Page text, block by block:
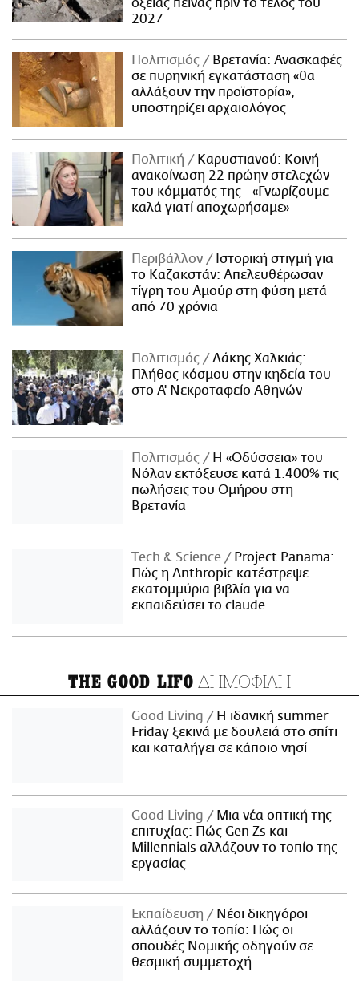
οξείας πείνας πριν το τέλος του
2027
Πολιτισμός
Βρετανία: Ανασκαφές
σε πυρηνική εγκατάσταση «θα
αλλάξουν την προϊστορία»,
υποστηρίζει αρχαιολόγος
Πολιτική
Καρυστιανού: Κοινή
ανακοίνωση 22 πρώην στελεχών
του κόμματός της - «Γνωρίζουμε
καλά γιατί αποχωρήσαμε»
Περιβάλλον
Ιστορική στιγμή για
το Καζακστάν: Απελευθέρωσαν
τίγρη του Αμούρ στη φύση μετά
από 70 χρόνια
Πολιτισμός
Λάκης Χαλκιάς:
Πλήθος κόσμου στην κηδεία του
στο Α' Νεκροταφείο Αθηνών
Πολιτισμός
Η «Οδύσσεια» του
Νόλαν εκτόξευσε κατά 1.400% τις
πωλήσεις του Ομήρου στη
Βρετανία
Τech & Science
Project Panama:
Πώς η Anthropic κατέστρεψε
εκατομμύρια βιβλία για να
εκπαιδεύσει το claude
THE GOOD LIFO ΔΗΜΟΦΙΛΗ
Good Living
Η ιδανική summer
Friday ξεκινά με δουλειά στο σπίτι
και καταλήγει σε κάποιο νησί
Good Living
Μια νέα οπτική της
επιτυχίας: Πώς Gen Zs και
Millennials αλλάζουν το τοπίο της
εργασίας
Εκπαίδευση
Νέοι δικηγόροι
αλλάζουν το τοπίο: Πώς οι
σπουδές Νομικής οδηγούν σε
θεσμική συμμετοχή